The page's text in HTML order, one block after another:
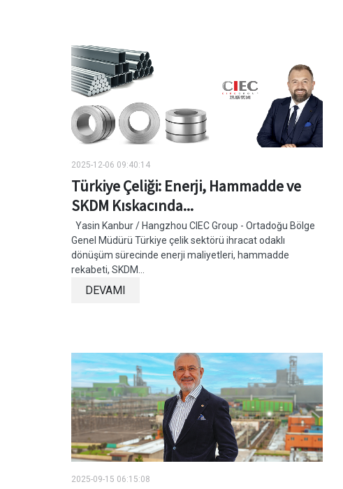
2025-12-06 09:40:14
Türkiye Çeliği: Enerji, Hammadde ve
SKDM Kıskacında...
Yasin Kanbur / Hangzhou CIEC Group - Ortadoğu Bölge
Genel Müdürü Türkiye çelik sektörü ihracat odaklı
dönüşüm sürecinde enerji maliyetleri, hammadde
rekabeti, SKDM...
DEVAMI
2025-09-15 06:15:08